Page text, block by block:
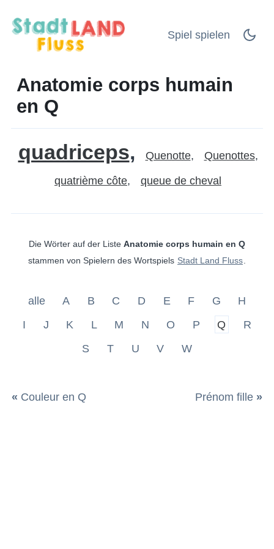
Spiel spielen
Anatomie corps humain
en Q
quadriceps Quenotte Quenottes
quatrième côte queue de cheval
Die Wörter auf der Liste Anatomie corps humain en Q
stammen von Spielern des Wortspiels Stadt Land Fluss
alle A B C D E F G
H
I
J K L M N O P Q
R
S
T U V W
« Couleur en Q Prénom fille »